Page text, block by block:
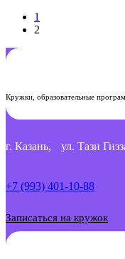
1
2
Кружки, образовательные
г. Казань, ул. Тази
+7 (993) 401-10-88
Записаться на кружок